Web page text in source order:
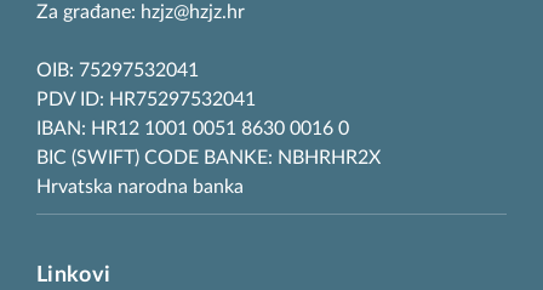
Za građane: hzjz@hzjz.hr
OIB: 75297532041
PDV ID: HR75297532041
IBAN: HR12 1001 0051 8630 0016 0
BIC (SWIFT) CODE BANKE: NBHRHR2X
Hrvatska narodna banka
Linkovi